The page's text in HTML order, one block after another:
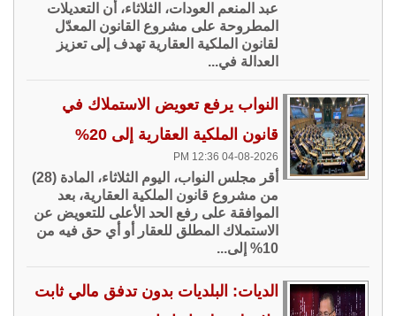
عبد المنعم العودات، الثلاثاء، أن التعديلات
المطروحة على مشروع القانون المعدّل
لقانون الملكية العقارية تهدف إلى تعزيز
العدالة في...
النواب يرفع تعويض الاستملاك في
قانون الملكية العقارية إلى 20%
04-08-2026 12:36 PM
أقر مجلس النواب، اليوم الثلاثاء، المادة (28)
من مشروع قانون الملكية العقارية، بعد
الموافقة على رفع الحد الأعلى للتعويض عن
الاستملاك المطلق للعقار أو أي حق فيه من
10% إلى...
الديات: البلديات بدون تدفق مالي ثابت